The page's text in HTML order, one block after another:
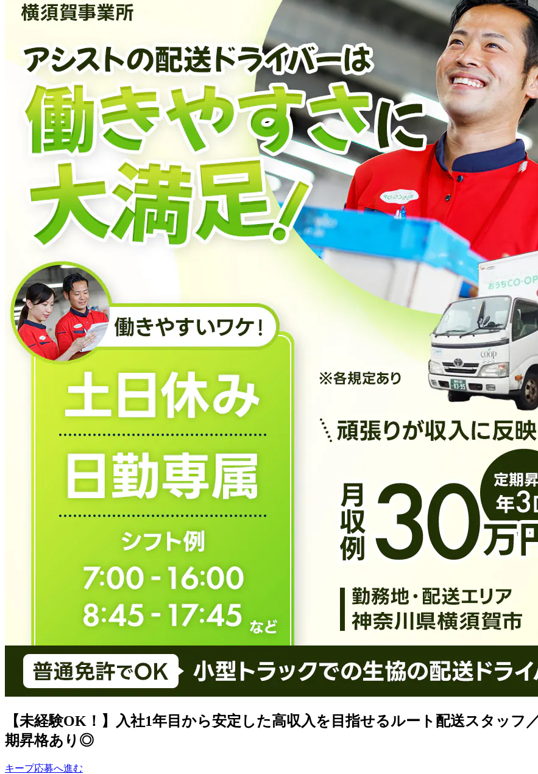
【未経験OK！】入社1年目から安定した高収入を目指せるルート配送スタッフ
期昇格あり◎
キープ応募へ進む